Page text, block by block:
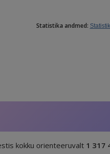
Statistika andmed:
kokku orienteeruvalt 1 317